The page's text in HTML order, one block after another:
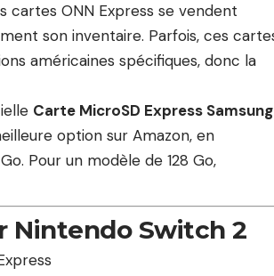
cartes ONN Express se vendent
son inventaire. Parfois, ces
américaines spécifiques, donc la
Carte MicroSD Express Samsung
option sur Amazon, en
Pour un modèle de 128 Go,
Nintendo Switch 2